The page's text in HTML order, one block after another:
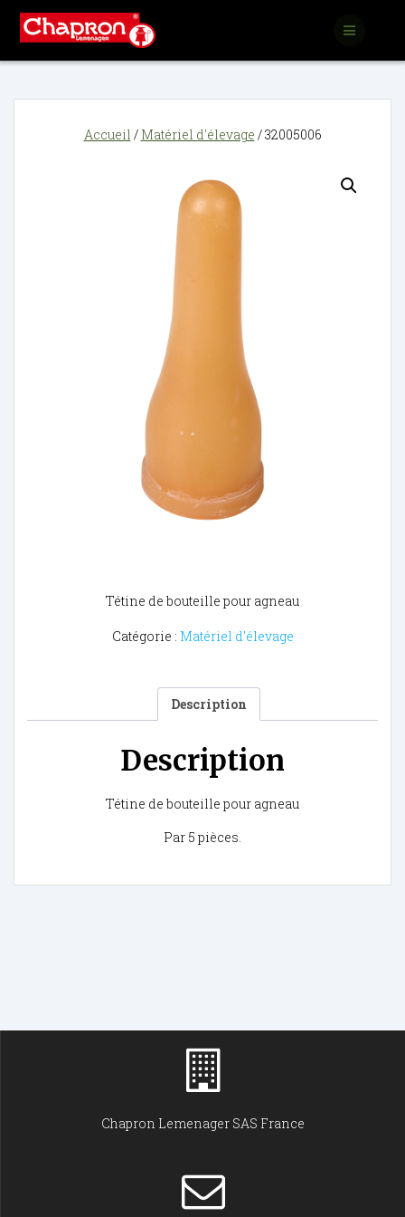
Accueil / Matériel d'élevage / 32005006
Tétine de bouteille pour agneau
Catégorie : Matériel d'élevage
Description
Description
Tétine de bouteille pour agneau
Par 5 pièces.
Chapron Lemenager SAS France